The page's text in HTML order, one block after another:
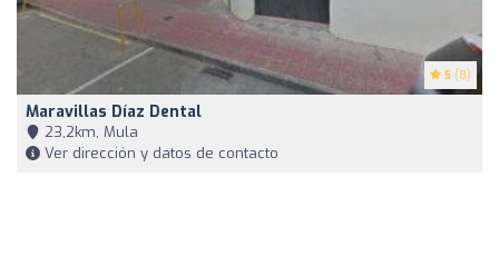
5 (8)
Maravillas Díaz Dental
23,2km, Mula
Ver dirección y datos de contacto